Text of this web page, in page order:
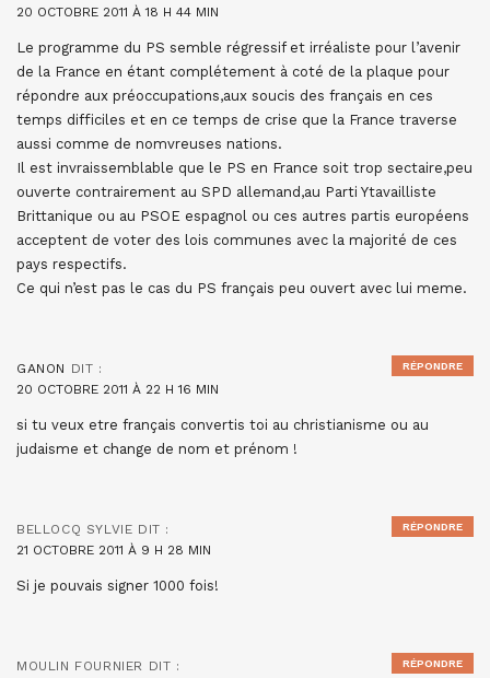
20 OCTOBRE 2011 À 18 H 44 MIN
Le programme du PS semble régressif et irréaliste pour l’avenir
de la France en étant complétement à coté de la plaque pour
répondre aux préoccupations,aux soucis des français en ces
temps difficiles et en ce temps de crise que la France traverse
aussi comme de nomvreuses nations.
Il est invraissemblable que le PS en France soit trop sectaire,peu
ouverte contrairement au SPD allemand,au Parti Ytavailliste
Brittanique ou au PSOE espagnol ou ces autres partis européens
acceptent de voter des lois communes avec la majorité de ces
pays respectifs.
Ce qui n’est pas le cas du PS français peu ouvert avec lui meme.
GANON DIT :
20 OCTOBRE 2011 À 22 H 16 MIN
si tu veux etre français convertis toi au christianisme ou au
judaisme et change de nom et prénom !
RÉPONDRE
BELLOCQ SYLVIE DIT :
21 OCTOBRE 2011 À 9 H 28 MIN
Si je pouvais signer 1000 fois!
RÉPONDRE
MOULIN FOURNIER DIT :
RÉPONDRE